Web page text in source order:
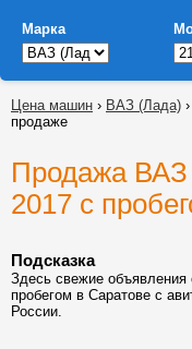
Марка
Цена машин › ВАЗ (Лада) ›
продаже
Продажа
2017 с
Подсказка
Здесь свежие
пробегом в Саратове с
России.